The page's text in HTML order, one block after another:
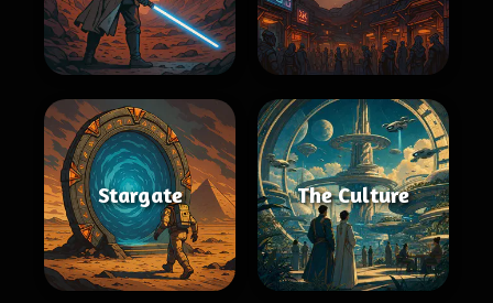
Stargate The Culture